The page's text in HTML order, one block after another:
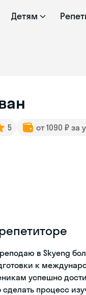
Детям
5 от 1090 ₽ за
в Skyeng
к
успешно
сделать процесс